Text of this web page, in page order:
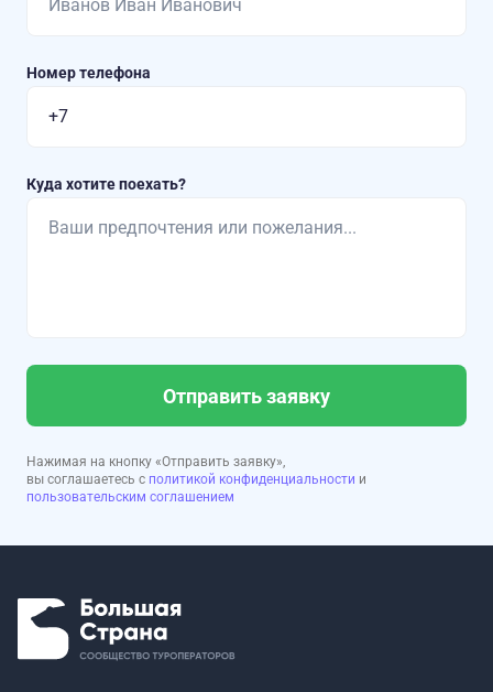
Номер телефона
Куда хотите поехать?
Отправить заявку
Нажимая на кнопку «Отправить заявку»,
вы соглашаетесь с политикой конфиденциальности и
пользовательским соглашением